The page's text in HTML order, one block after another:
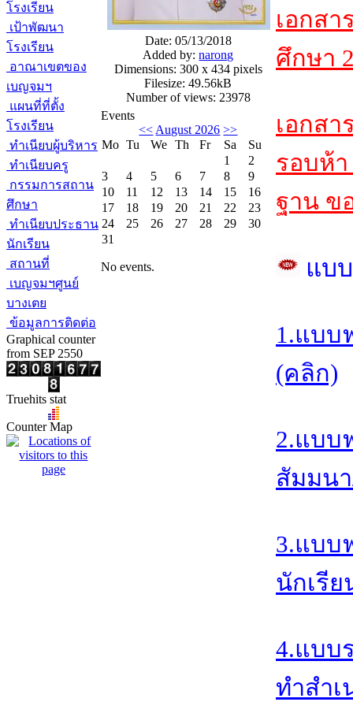
โรงเรียน
เป้าพัฒนา
โรงเรียน
อาณาเขตของ
เบญจมฯ
แผนที่ที่ตั้ง
โรงเรียน
ทำเนียบผู้บริหาร
ทำเนียบครู
กรรมการสถาน
ศึกษา
ทำเนียบประธาน
นักเรียน
สถานที่
เบญจมฯศูนย์
บางเตย
ข้อมูลการติดต่อ
Graphical counter
from SEP 2550
Truehits stat
Counter Map
Date: 05/13/2018
Added by:narong
Dimensions: 300 x 434 pixels
Filesize: 49.56kB
Number of views: 23978
Events
<< August 2026 >>
Mo Tu We Th Fr Sa
Su
1
2
3
4 5 6 7 8
9
10
11 12 13 14 15
16
17
18 19 20 21 22
23
24
25 26 27 28 29
30
31
No events.
เอกสา
ศึกษา
เอกส
รอบห้
ฐาน ข
แบ
1.แบบ
(คลิก)
2.แบบ
สัมมน
3.แบบ
นักเรี
4.แบบ
ทำสำเ